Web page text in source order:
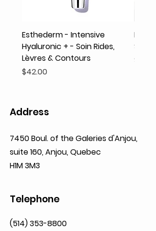
Esthederm - Intensive
Hyaluronic + - Soin Rides,
Lèvres & Contours
Price
$42.00
Price
$41.93
Address
7450 Boul. of the Galeries d'Anjou,
suite 160,Anjou, Quebec
H1M 3M3
Telephone
(514) 353-8800